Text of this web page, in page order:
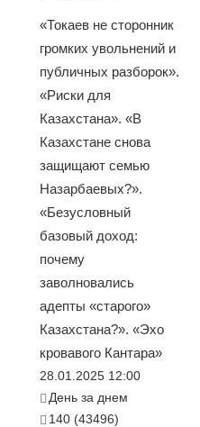
«Токаев не сторонник
громких увольнений и
публичных разборок».
«Риски для
Казахстана». «В
Казахстане снова
защищают семью
Назарбаевых?».
«Безусловный
базовый доход:
почему
заволновались
адепты «старого»
Казахстана?». «Эхо
кровавого Кантара»
28.01.2025 12:00
День за днем
140 (43496)